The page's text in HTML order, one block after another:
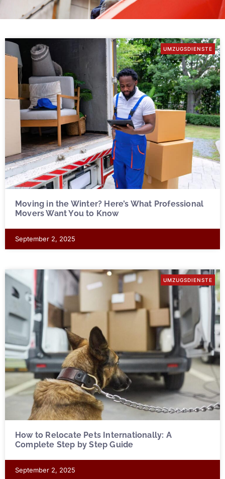
UMZUGSDIENSTE
Moving in the Winter? Here’s What Professional
Movers Want You to Know
September 2, 2025
UMZUGSDIENSTE
How to Relocate Pets Internationally: A
Complete Step by Step Guide
September 2, 2025